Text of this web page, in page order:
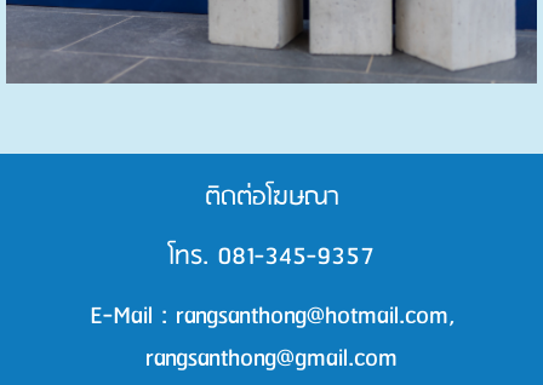
ติดต่อโฆษณา
โทร. 081-345-9357
E-Mail : rangsanthong@hotmail.com,
rangsanthong@gmail.com